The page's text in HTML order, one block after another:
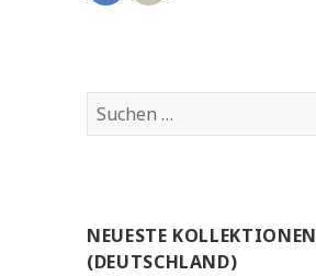
Suchen
nach:
NEUESTE KOLLEKTIONEN
(DEUTSCHLAND)